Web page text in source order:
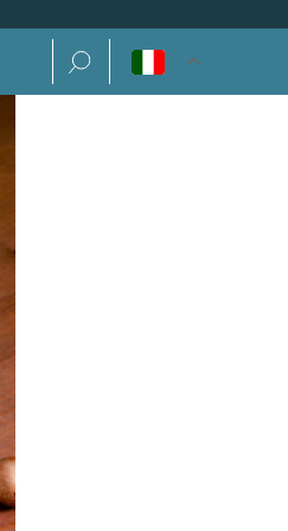
Ricerca per: